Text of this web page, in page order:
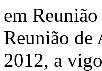
em
Reunião de
2012, a